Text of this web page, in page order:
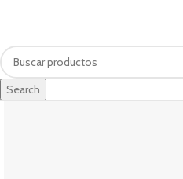
Search